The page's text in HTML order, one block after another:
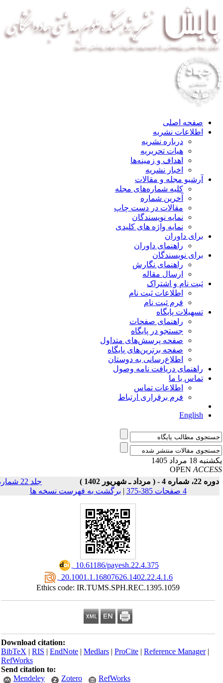
صفحه اصلی
اطلاعات نشریه
درباره نشریه
هیات تحریریه
اهداف و زمینه‌ها
اخبار نشریه
آرشیو مجله و مقالات
کلیه شماره‌های مجله
آخرین شماره
مقالات در دست چاپ
نمایه نویسندگان
نمایه واژه های کلیدی
برای داوران
راهنمای داوران
برای نویسندگان
راهنمای نگارش
ارسال مقاله
ثبت نام و اشتراک
اطلاعات ثبت نام
فرم ثبت نام
تسهیلات پایگاه
راهنمای صفحات
جستجو در پایگاه
صفحه پرسش‌های متداول
صفحه برترین‌های پایگاه
اطلاع‌رسانی به دوستان
راهنمای دریافت نامه وصول
تماس با ما
اطلاعات تماس
فرم برقراری ارتباط
English
18 مرداد 1405
OPEN
شماره 4 - ( مرداد ـ شهریور 1402 )
جلد 22 شماره
|برگشت به فهرست نسخه ها
‎ 10.61186/payesh.22.4.375
‎ 20.1001.1.16807626.1402.22.4.1.6
Ethics code: IR.TUMS.SPH.REC.1395.1059
Download citation:
BibTeX|RIS|EndNote|Medlars|ProCite|Reference Manager
RefWorks
Send citation to:
Mendeley
Zotero RefWorks